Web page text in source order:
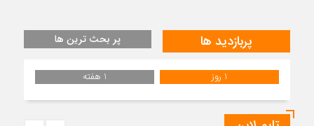
پربازدید ها پر بحث ترین ها
1 روز 1 هفته